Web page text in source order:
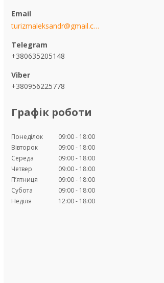
turizmaleksandr@gmail.com
+380635205148
+380956225778
Графік роботи
Понеділок 09:00
18:00
Вівторок
09:00
18:00
Середа
09:00
18:00
Четвер
09:00
18:00
Пʼятниця
09:00
18:00
Субота
09:00
18:00
Неділя
12:00 18:00